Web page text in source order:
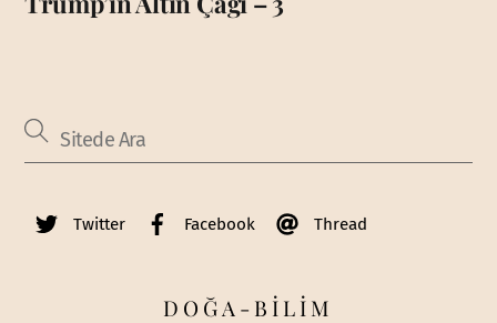
Twitter Facebook Thread
DOĞA-BİLİM